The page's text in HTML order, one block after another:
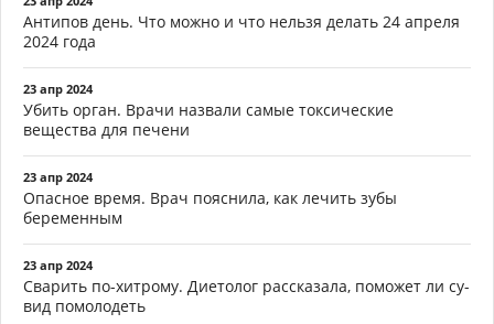
Антипов день. Что можно и что нельзя делать 24 апреля
2024 года
23 апр 2024
Убить орган. Врачи назвали самые токсические
вещества для печени
23 апр 2024
Опасное время. Врач пояснила, как лечить зубы
беременным
23 апр 2024
Сварить по-хитрому. Диетолог рассказала, поможет ли су-
вид помолодеть